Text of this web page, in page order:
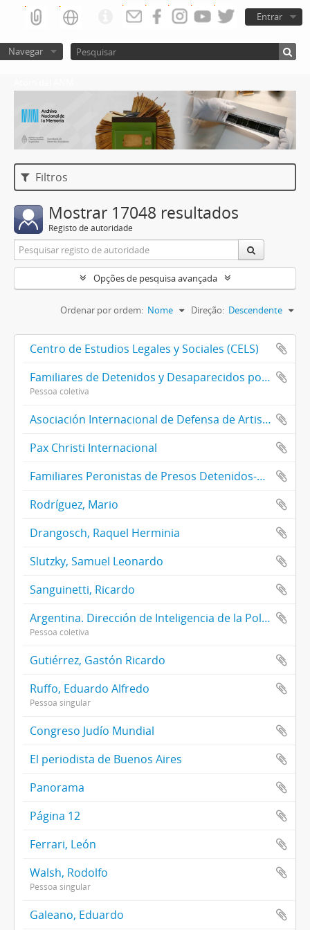
Entrar
Navegar
Filtros
Mostrar 17048 resultados
Registo de autoridade
Opções de pesquisa avançada
Ordenar por ordem: Nome Direção: Descendente
Centro de Estudios Legales y Sociales (CELS)
Familiares de Detenidos y Desaparecidos por Razones Políticas
Pessoa coletiva
Asociación Internacional de Defensa de Artistas Víctimas de la Represión en el Mundo (AIDA)
Pax Christi Internacional
Familiares Peronistas de Presos Detenidos-Desaparecidos Mártires de la Represión
Rodríguez, Mario
Drangosch, Raquel Herminia
Slutzky, Samuel Leonardo
Sanguinetti, Ricardo
Argentina. Dirección de Inteligencia de la Policía de la Provincia de Buenos Aires (DIPPBA)
Pessoa coletiva
Gutiérrez, Gastón Ricardo
Ruffo, Eduardo Alfredo
Pessoa singular
Congreso Judío Mundial
El periodista de Buenos Aires
Panorama
Página 12
Ferrari, León
Walsh, Rodolfo
Pessoa singular
Galeano, Eduardo